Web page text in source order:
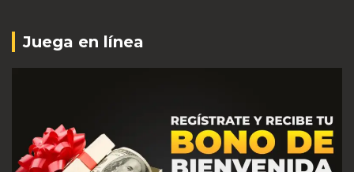
Juega en línea